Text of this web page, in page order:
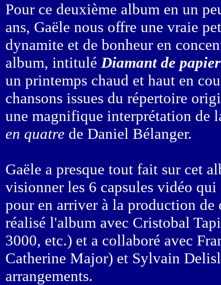
Pour ce deuxième album en un
ans, Gaële nous offre une vraie
dynamite et de bonheur en
album, intituléDiamant de papier
un printemps chaud et haut en
chansons issues du répertoire
une magnifique interprétation de
en quatre de Daniel Bélanger.
Gaële a presque tout fait sur cet
visionner les 6 capsules vidéo
pour en arriver à la production
réalisé l'album avec Cristobal
3000, etc.) et a collaboré avec
Catherine Major) et Sylvain
arrangements.